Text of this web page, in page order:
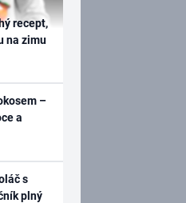
recept,
na zimu
–
a
s
plný